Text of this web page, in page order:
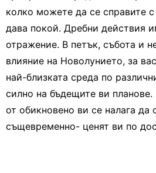
колко можете да се справите
дава покой. Дребни действия
отражение. В петък, събота и
влияние на Новолунието, за
най-близката среда по
силно на бъдещите ви
от обикновено ви се налага да
същевременно- ценят ви по